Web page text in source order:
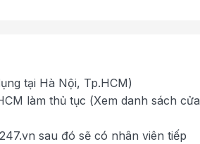
tại Hà Nội, Tp.HCM)
làm thủ tục (Xem danh sách cửa
sau đó sẽ có nhân viên tiếp